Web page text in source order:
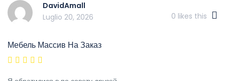
DavidAmall
Luglio 20, 2026
0 likes this
Мебель Массив На Заказ